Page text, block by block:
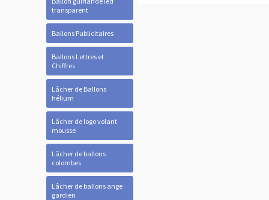
transparent
Ballons Publicitaires
Ballons Lettres et
Chiffres
Lâcher de Ballons
hélium
Lâcher de logo volant
mousse
Lâcher de ballons
colombes
Lâcher de ballons ange
gardien